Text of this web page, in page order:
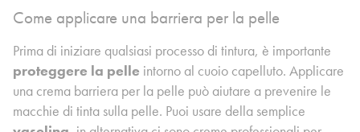
Come applicare una barriera per la pelle
Prima di iniziare qualsiasi processo di tintura, è importante
proteggere la pelle intorno al cuoio capelluto. Applicare
una crema barriera per la pelle può aiutare a prevenire le
macchie di tinta sulla pelle. Puoi usare della semplice